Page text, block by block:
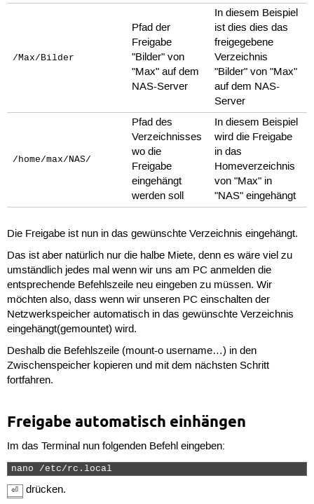
/Max/Bilder
Pfad der
Freigabe
"Bilder" von
"Max" auf dem
NAS-Server
In diesem Beispiel
ist dies dies das
freigegebene
Verzeichnis
"Bilder" von "Max"
auf dem NAS-
Server
/home/max/NAS/
Pfad des
Verzeichnisses
wo die
Freigabe
eingehängt
werden soll
In diesem Beispiel
wird die Freigabe
in das
Homeverzeichnis
von "Max" in
"NAS" eingehängt
Die Freigabe ist nun in das gewünschte Verzeichnis eingehängt.
Das ist aber natürlich nur die halbe Miete, denn es wäre viel zu
umständlich jedes mal wenn wir uns am PC anmelden die
entsprechende Befehlszeile neu eingeben zu müssen. Wir
möchten also, dass wenn wir unseren PC einschalten der
Netzwerkspeicher automatisch in das gewünschte Verzeichnis
eingehängt(gemountet) wird.
Deshalb die Befehlszeile (mount-o username…) in den
Zwischenspeicher kopieren und mit dem nächsten Schritt
fortfahren.
Freigabe automatisch einhängen
Im das Terminal nun folgenden Befehl eingeben:
nano /etc/rc.local
⏎
drücken.